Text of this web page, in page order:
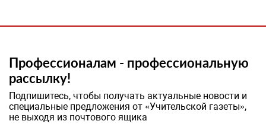
Профессионалам - профессиональную
рассылку!
Подпишитесь, чтобы получать актуальные новости и
специальные предложения от «Учительской газеты»,
не выходя из почтового ящика